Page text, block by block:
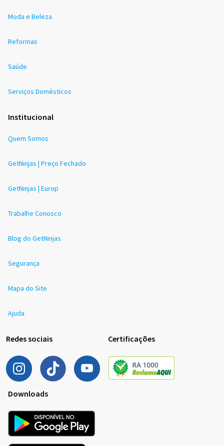
Moda e Beleza
Reformas
Saúde
Serviços Domésticos
Institucional
Quem Somos
GetNinjas | Preço Fechado
GetNinjas | Europ
Trabalhe Conosco
Blog do GetNinjas
Segurança
Mapa do Site
Ajuda
Redes sociais Certificações
Downloads